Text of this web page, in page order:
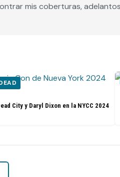
mis coberturas,
City y Daryl Dixon en la NYCC 2024